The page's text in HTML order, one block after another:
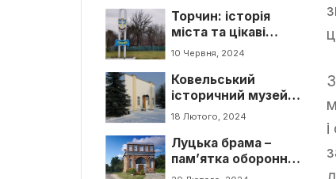
Торчин: історія
міста та цікаві
місця для туриста
10 Червня, 2024
Ковельський
історичний музей:
адреса, ціна та
18 Лютого, 2024
Луцька брама –
пам’ятка оборонної
архітектури в